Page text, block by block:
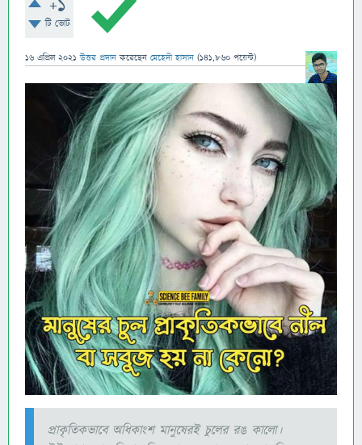
+1
টি ভোট
16 এপ্রিল 2021 উত্তর প্রদান করেছেন মেহেদী হাসান (141,860 পয়েন্ট)
প্রাকৃতিকভাবে অধিকাংশ মানুষেরই চুলের রঙ কালো।